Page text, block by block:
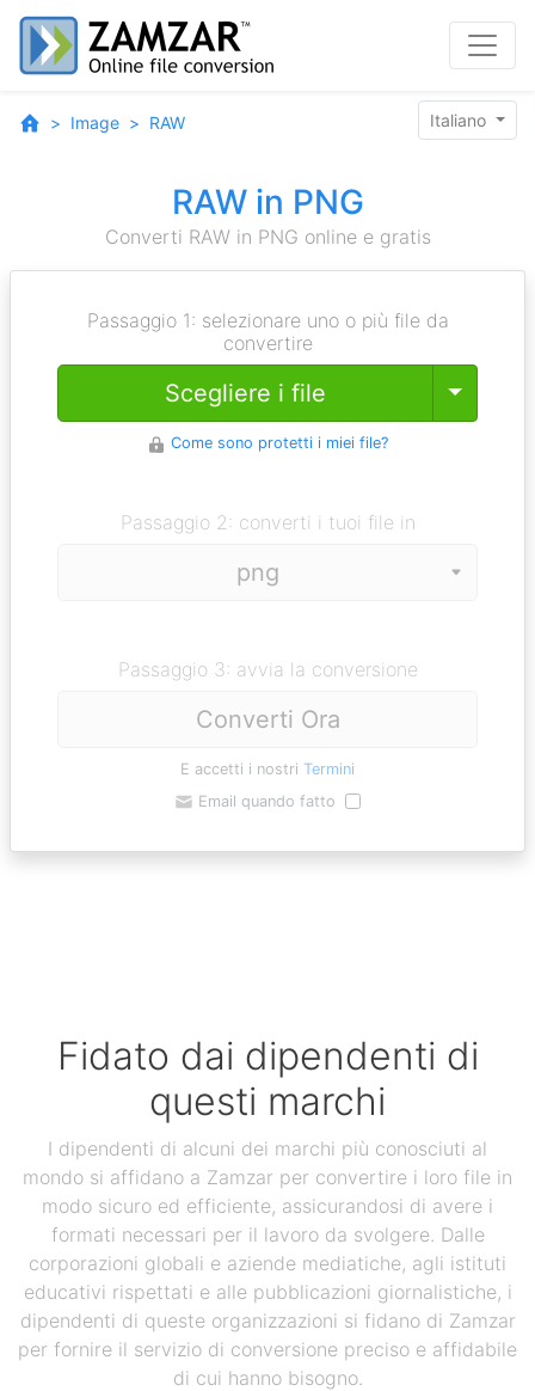
Image RAW Italiano
RAW in PNG
Converti RAW in PNG online e gratis
Passaggio 1: selezionare uno o più file da
convertire
Scegliere i file Toggle
Come sono protetti i miei file?
Passaggio 2: converti i tuoi file in
Passaggio 3: avvia la conversione
Converti Ora
E accetti i nostri Termini
Email quando fatto
Fidato dai dipendenti di
questi marchi
I dipendenti di alcuni dei marchi più conosciuti al
mondo si affidano a Zamzar per convertire i loro file in
modo sicuro ed efficiente, assicurandosi di avere i
formati necessari per il lavoro da svolgere. Dalle
corporazioni globali e aziende mediatiche, agli istituti
educativi rispettati e alle pubblicazioni giornalistiche, i
dipendenti di queste organizzazioni si fidano di Zamzar
per fornire il servizio di conversione preciso e affidabile
di cui hanno bisogno.